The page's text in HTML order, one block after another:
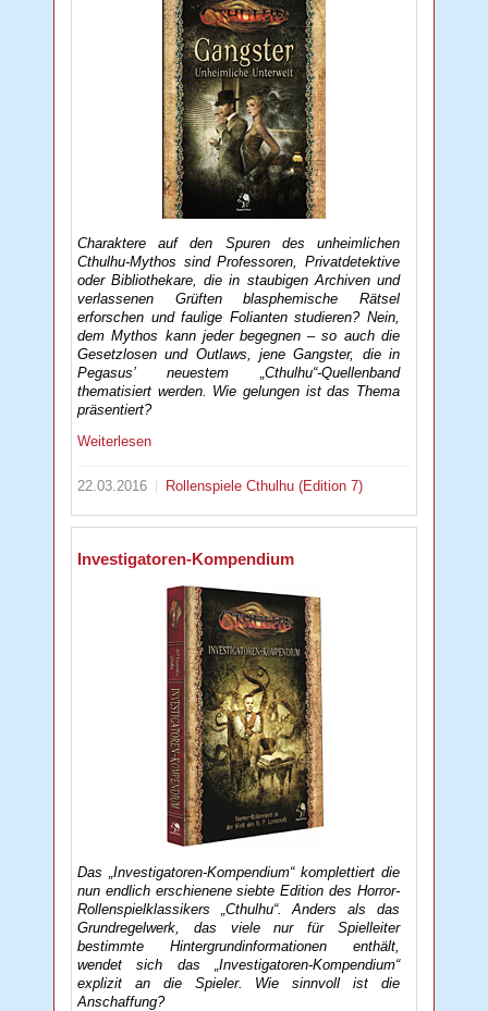
Charaktere auf den Spuren des unheimlichen
Cthulhu-Mythos sind Professoren, Privatdetektive
oder Bibliothekare, die in staubigen Archiven und
verlassenen Grüften blasphemische Rätsel
erforschen und faulige Folianten studieren? Nein,
dem Mythos kann jeder begegnen – so auch die
Gesetzlosen und Outlaws, jene Gangster, die in
Pegasus’ neuestem „Cthulhu“-Quellenband
thematisiert werden. Wie gelungen ist das Thema
präsentiert?
Weiterlesen
22.03.2016 RollenspieleCthulhu (Edition 7)
Investigatoren-Kompendium
Das „Investigatoren-Kompendium“ komplettiert die
nun endlich erschienene siebte Edition des Horror-
Rollenspielklassikers „Cthulhu“. Anders als das
Grundregelwerk, das viele nur für Spielleiter
bestimmte Hintergrundinformationen enthält,
wendet sich das „Investigatoren-Kompendium“
explizit an die Spieler. Wie sinnvoll ist die
Anschaffung?